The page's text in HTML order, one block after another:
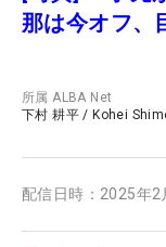
那は今オフ、
所属ALBA Net
下村 耕平 / Kohei
配信日時： 2025年2